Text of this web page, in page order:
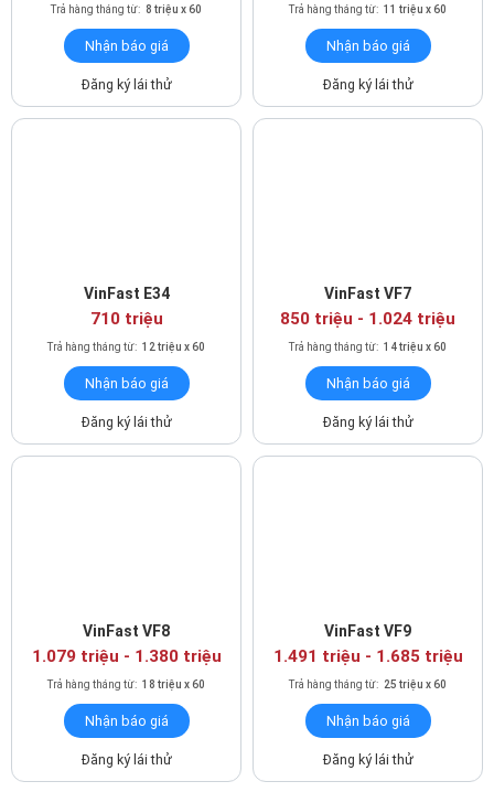
Trả hàng tháng từ: 8 triệu x 60
Nhận báo giá
Đăng ký lái thử
Trả hàng tháng từ: 11 triệu x 60
Nhận báo giá
Đăng ký lái thử
VinFast E34
710 triệu
Trả hàng tháng từ: 12 triệu x 60
Nhận báo giá
Đăng ký lái thử
VinFast VF7
850 triệu - 1.024 triệu
Trả hàng tháng từ: 14 triệu x 60
Nhận báo giá
Đăng ký lái thử
VinFast VF8
1.079 triệu - 1.380 triệu
Trả hàng tháng từ: 18 triệu x 60
Nhận báo giá
Đăng ký lái thử
VinFast VF9
1.491 triệu - 1.685 triệu
Trả hàng tháng từ: 25 triệu x 60
Nhận báo giá
Đăng ký lái thử